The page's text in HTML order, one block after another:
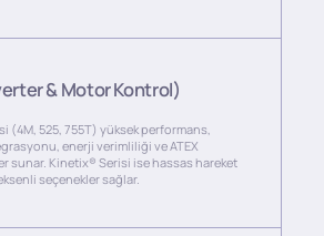
& Motor Kontrol)
(4M, 525, 755T) yüksek performans,
enerji verimliliği ve ATEX
sunar. Kinetix® Serisi ise hassas hareket
seçenekler sağlar.